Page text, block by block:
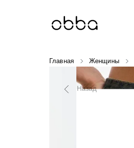
Главная Женщины
Назад